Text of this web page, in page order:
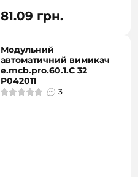
81.09 грн.
Модульний
автоматичний вимикач
e.mcb.pro.60.1.C 32
P042011
3